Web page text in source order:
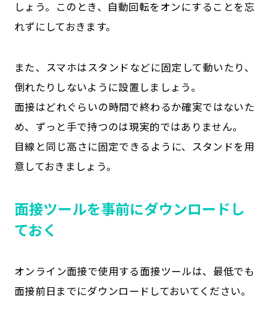
しょう。このとき、自動回転をオンにすることを忘
れずにしておきます。
また、スマホはスタンドなどに固定して動いたり、
倒れたりしないように設置しましょう。
面接はどれぐらいの時間で終わるか確実ではないた
め、ずっと手で持つのは現実的ではありません。
目線と同じ高さに固定できるように、スタンドを用
意しておきましょう。
面接ツールを事前にダウンロードし
ておく
オンライン面接で使用する面接ツールは、最低でも
面接前日までにダウンロードしておいてください。